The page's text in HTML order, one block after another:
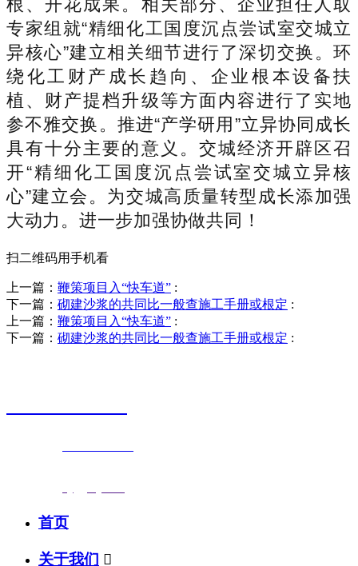
根、开花成果。相关部分、企业担任人取
专家组就“精细化工国度沉点尝试室交城立
异核心”建立相关细节进行了深切交换。环
绕化工财产成长趋向、企业根本设备扶
植、财产提档升级等方面内容进行了实地
参不雅交换。推进“产学研用”立异协同成长
具有十分主要的意义。交城经济开辟区召
开“精细化工国度沉点尝试室交城立异核
心”建立会。为交城高质量转型成长添加强
大动力。进一步加强协做共同！
扫二维码用手机看
上一篇： 鞭策项目入“快车道” :
下一篇： 砌建沙浆的共同比一般查施工手册或根定 :
上一篇： 鞭策项目入“快车道” :
下一篇： 砌建沙浆的共同比一般查施工手册或根定 :
首页
关于我们 